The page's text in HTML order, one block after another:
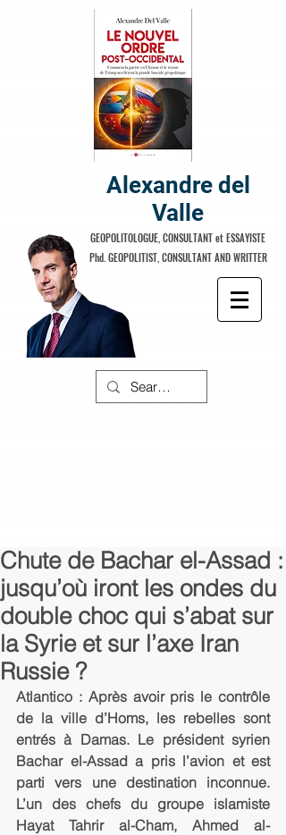
Alexandre del
Valle
GEOPOLITOLOGUE, CONSULTANT et ESSAYISTE
Phd. GEOPOLITIST, CONSULTANT AND WRITTER
Chute de Bachar el-Assad :
jusqu’où iront les ondes du
double choc qui s’abat sur
la Syrie et sur l’axe Iran
Russie ?
Atlantico : Après avoir pris le contrôle
de la ville d’Homs, les rebelles sont
entrés à Damas. Le président syrien
Bachar el-Assad a pris l’avion et est
parti vers une destination inconnue.
L’un des chefs du groupe islamiste
Hayat Tahrir al-Cham, Ahmed al-